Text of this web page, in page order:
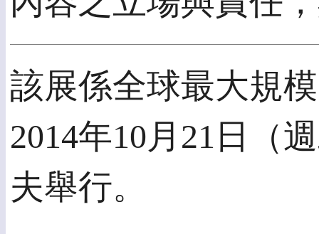
該展係全球最大規
2014年10月21日（
夫舉行。